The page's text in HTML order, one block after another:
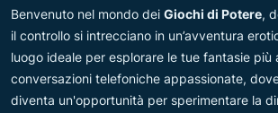
Benvenuto nel mondo dei Giochi di Potere,
il controllo si intrecciano in un’avventura
luogo ideale per esplorare le tue fantasie più
conversazioni telefoniche appassionate,
diventa un'opportunità per sperimentare la